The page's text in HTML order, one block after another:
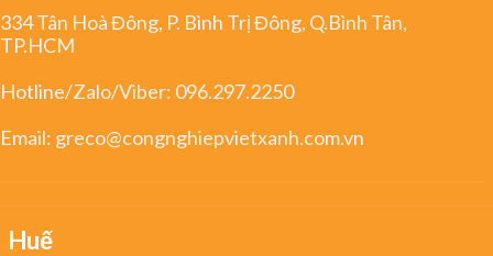
334 Tân Hoà Đông, P. Bình Trị Đông, Q.Bình Tân,
TP.HCM
Hotline/Zalo/Viber: 096.297.2250
Email: greco@congnghiepvietxanh.com.vn
Huế